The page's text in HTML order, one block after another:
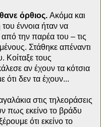
όρθιος. Ακόμα και
έννοια ήταν να
την παρέα του – τις
Στάθηκε απέναντι
Κοίταξε τους
αν έχουν τα κότσια
ότι δεν τα έχουν...
στις τηλεοράσεις
πως εκείνο το βράδυ
ότι εκείνο το